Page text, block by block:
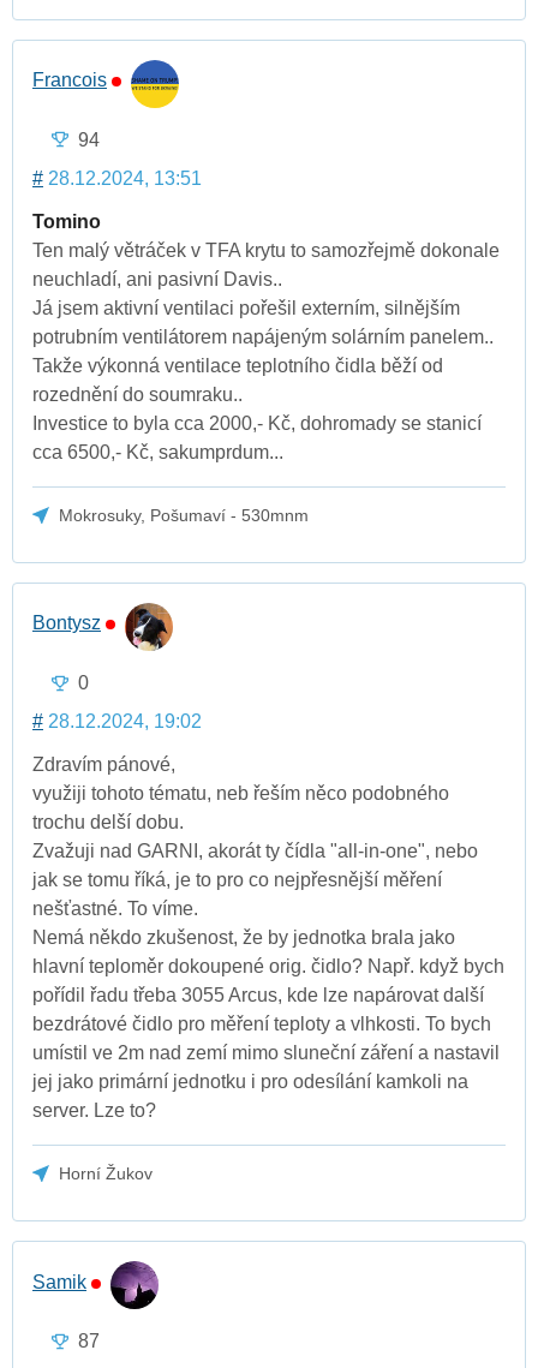
Francois
94
# 28.12.2024, 13:51
Tomino
Ten malý větráček v TFA krytu to samozřejmě dokonale
neuchladí, ani pasivní Davis..
Já jsem aktivní ventilaci pořešil externím, silnějším
potrubním ventilátorem napájeným solárním panelem..
Takže výkonná ventilace teplotního čidla běží od
rozednění do soumraku..
Investice to byla cca 2000,- Kč, dohromady se stanicí
cca 6500,- Kč, sakumprdum...
Mokrosuky, Pošumaví - 530mnm
Bontysz
0
# 28.12.2024, 19:02
Zdravím pánové,
využiji tohoto tématu, neb řeším něco podobného
trochu delší dobu.
Zvažuji nad GARNI, akorát ty čídla "all-in-one", nebo
jak se tomu říká, je to pro co nejpřesnější měření
nešťastné. To víme.
Nemá někdo zkušenost, že by jednotka brala jako
hlavní teploměr dokoupené orig. čidlo? Např. když bych
pořídil řadu třeba 3055 Arcus, kde lze napárovat další
bezdrátové čidlo pro měření teploty a vlhkosti. To bych
umístil ve 2m nad zemí mimo sluneční záření a nastavil
jej jako primární jednotku i pro odesílání kamkoli na
server. Lze to?
Horní Žukov
Samik
87